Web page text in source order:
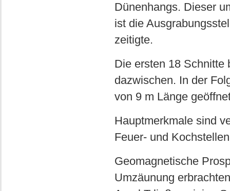
Dünenhangs. Dieser
ist die
zeitigte.
Die ersten 18 Schnitte
dazwischen. In der
von 9 m Länge
Hauptmerkmale sind
Feuer- und
Geomagnetische
Umzäunung